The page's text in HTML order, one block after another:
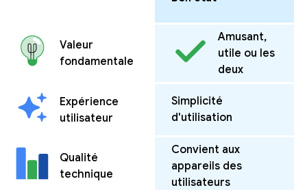
Valeur
fondamentale
Amusant,
utile ou les
deux
Expérience
utilisateur
Simplicité
d'utilisation
Qualité
technique
Convient aux
appareils des
utilisateurs